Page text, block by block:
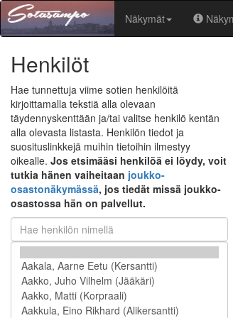
Näkymät
Henkilöt
Hae tunnettuja viime sotien henkilöitä
kirjoittamalla tekstiä alla olevaan
täydennyskenttään ja/tai valitse henkilö kentän
alla olevasta listasta. Henkilön tiedot ja
suosituslinkkejä muihin tietoihin ilmestyy
oikealle. Jos etsimääsi henkilöä ei löydy, voit
tutkia hänen vaiheitaan joukko-
osastonäkymässä, jos tiedät missä joukko-
osastossa hän on palvellut.